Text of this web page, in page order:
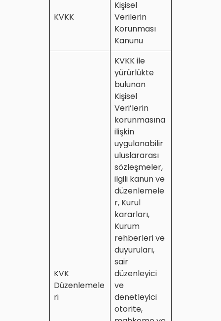
KVKK
Kişisel
Verilerin
Korunması
Kanunu
KVK
Düzenlemele
ri
KVKK ile
yürürlükte
bulunan
Kişisel
Veri’lerin
korunmasına
ilişkin
uygulanabilir
uluslararası
sözleşmeler,
ilgili kanun ve
düzenlemele
r, Kurul
kararları,
Kurum
rehberleri ve
duyuruları,
sair
düzenleyici
ve
denetleyici
otorite,